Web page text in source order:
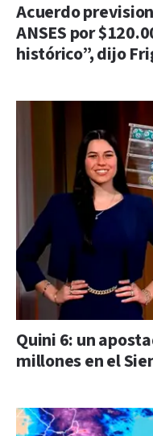
Acuerdo
ANSES por
histórico”, dijo
Quini 6: un
millones en el